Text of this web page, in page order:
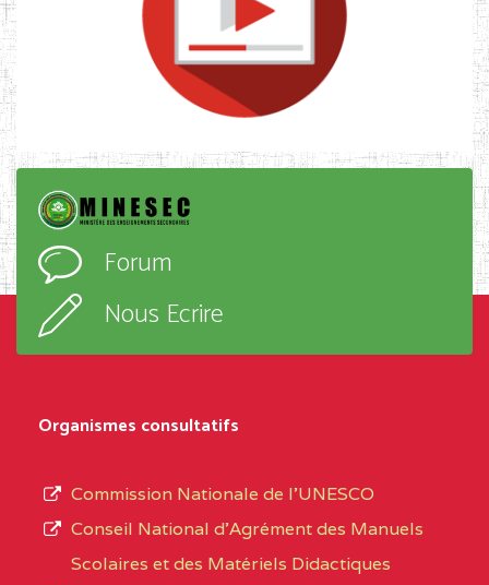
Forum
Nous Ecrire
Organismes consultatifs
Commission Nationale de l’UNESCO
Conseil National d’Agrément des Manuels
Scolaires et des Matériels Didactiques